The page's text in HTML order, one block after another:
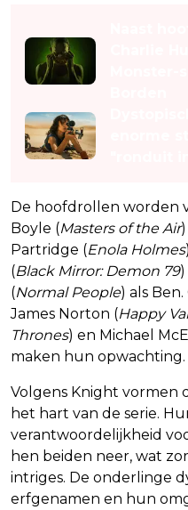
De hoofdrollen worden
Boyle (Masters of the Air
Partridge (Enola Holmes
(Black Mirror: Demon 79)
(Normal People) als
James Norton (Happy
Thrones) en Michael
maken hun opwachting.
Volgens Knight vormen
het hart van de serie.
verantwoordelijkheid
hen beiden neer, wat
intriges. De onderlinge
erfgenamen en hun